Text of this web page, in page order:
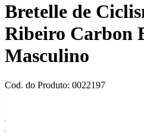
Bretelle de
Ribeiro Carbon
Masculino
Cod. do Produto: 0022197